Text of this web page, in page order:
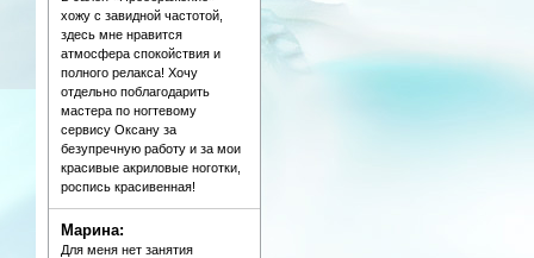
хожу с завидной частотой,
здесь мне нравится
атмосфера спокойствия и
полного релакса! Хочу
отдельно поблагодарить
мастера по ногтевому
сервису Оксану за
безупречную работу и за мои
красивые акриловые ноготки,
роспись красивенная!
Марина:
Для меня нет занятия